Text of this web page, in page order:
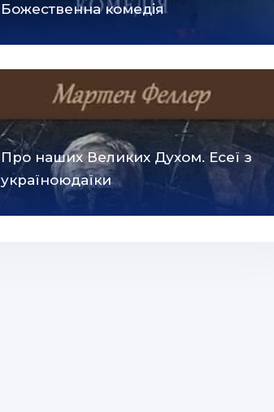
Божественна комедія
Про наших Великих Духом. Есеї з
україноюдаїки